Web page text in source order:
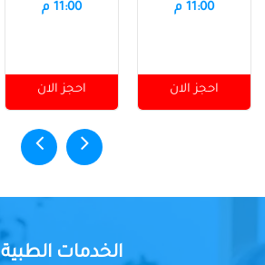
11:00 م
احجز الان
11:00 م
احجز الان
الخدمات الطبية